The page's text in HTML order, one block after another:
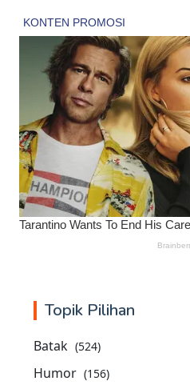
Topik Pilihan
Batak (524)
Humor (156)